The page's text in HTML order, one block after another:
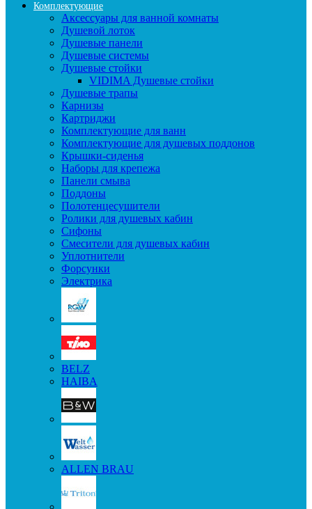
Комплектующие
Аксессуары для ванной комнаты
Душевой лоток
Душевые панели
Душевые системы
Душевые стойки
VIDIMA Душевые стойки
Душевые трапы
Карнизы
Картриджи
Комплектующие для ванн
Комплектующие для душевых поддонов
Крышки-сиденья
Наборы для крепежа
Панели смыва
Поддоны
Полотенцесушители
Ролики для душевых кабин
Сифоны
Смесители для душевых кабин
Уплотнители
Форсунки
Электрика
BELZ
HAIBA
ALLEN BRAU